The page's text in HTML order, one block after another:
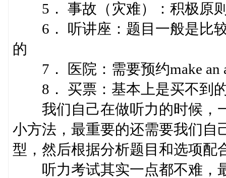
5． 事故（灾难）：积极原
6． 听讲座：题目一般是比较
的
7． 医院：需要预约make an
8． 买票：基本上是买不到
我们自己在做听力的时候，
小方法，最重要的还需要我们自
型，然后根据分析题目和选项
听力考试其实一点都不难，